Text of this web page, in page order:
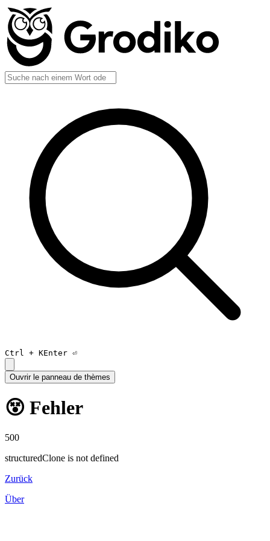
Ctrl + KEnter ⏎
Ouvrir le panneau de thèmes
😵 Fehler
500
structuredClone is not defined
Zurück
Über